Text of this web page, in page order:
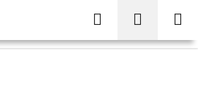
Hľadať
KOŠÍK